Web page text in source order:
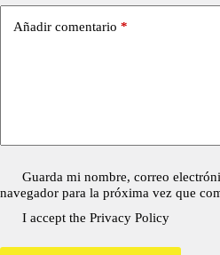
Añadir comentario *
Guarda mi nombre, correo
navegador para la próxima vez que
I accept thePrivacy Policy